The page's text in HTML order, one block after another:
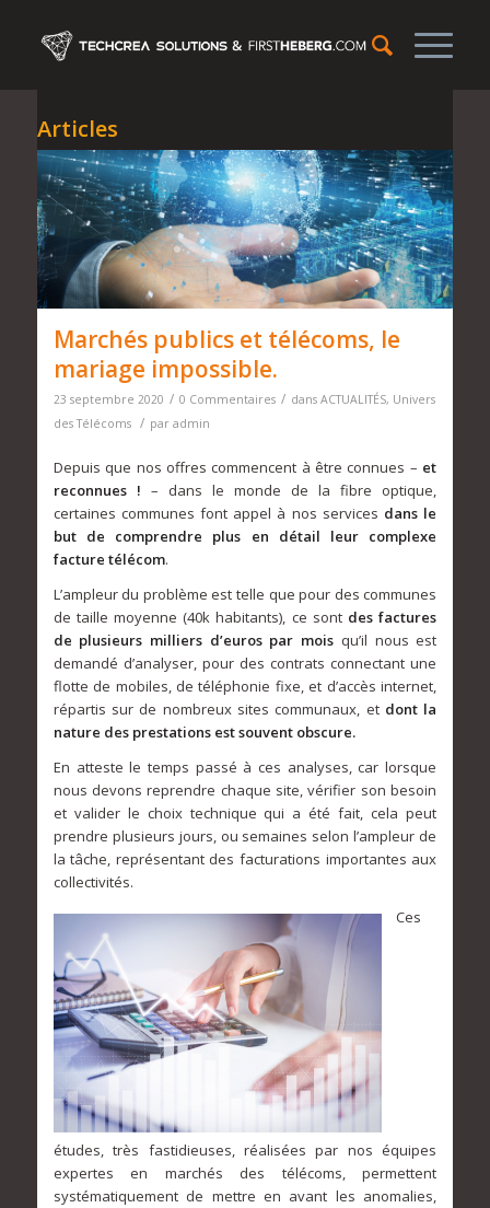
Articles
Marchés publics et télécoms, le
mariage impossible.
23 septembre 2020 / 0 Commentaires / dans ACTUALITÉS, Univers
des Télécoms / par admin
Depuis que nos offres commencent à être connues – et
reconnues ! – dans le monde de la fibre optique,
certaines communes font appel à nos services dans le
but de comprendre plus en détail leur complexe
facture télécom.
L’ampleur du problème est telle que pour des communes
de taille moyenne (40k habitants), ce sont des factures
de plusieurs milliers d’euros par mois qu’il nous est
demandé d’analyser, pour des contrats connectant une
flotte de mobiles, de téléphonie fixe, et d’accès internet,
répartis sur de nombreux sites communaux, et dont la
nature des prestations est souvent obscure.
En atteste le temps passé à ces analyses, car lorsque
nous devons reprendre chaque site, vérifier son besoin
et valider le choix technique qui a été fait, cela peut
prendre plusieurs jours, ou semaines selon l’ampleur de
la tâche, représentant des facturations importantes aux
collectivités.
Ces
études, très fastidieuses, réalisées par nos équipes
expertes en marchés des télécoms, permettent
systématiquement de mettre en avant les anomalies,